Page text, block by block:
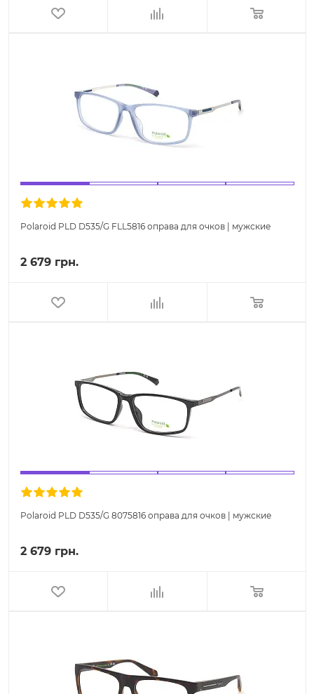
Polaroid PLD D535/G FLL5816 оправа для очков | мужские
2 679 грн.
Polaroid PLD D535/G 8075816 оправа для очков | мужские
2 679 грн.